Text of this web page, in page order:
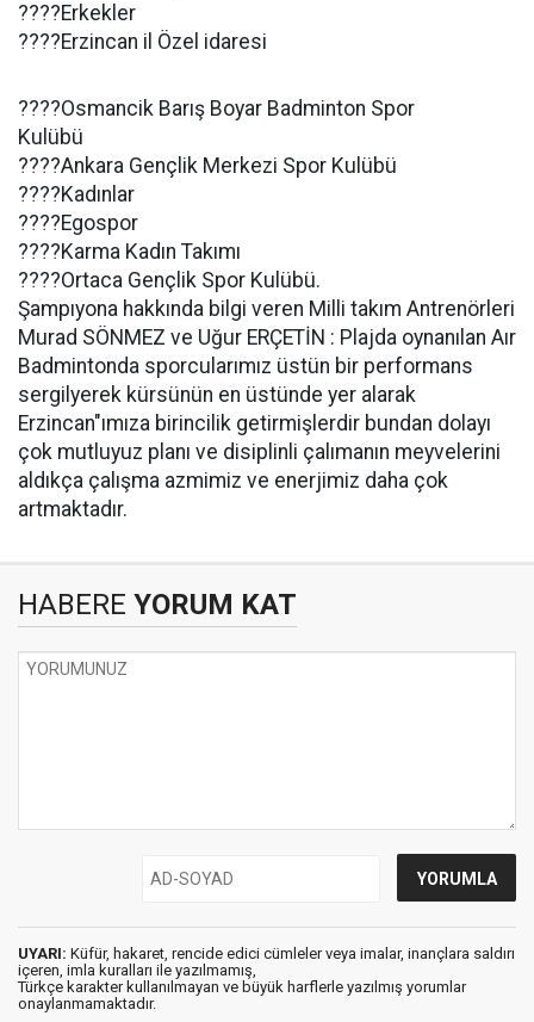
????Erkekler
????Erzincan il Özel idaresi
????Osmancik Barış Boyar Badminton Spor
Kulübü
????Ankara Gençlik Merkezi Spor Kulübü
????Kadınlar
????Egospor
????Karma Kadın Takımı
????Ortaca Gençlik Spor Kulübü.
Şampıyona hakkında bilgi veren Milli takım Antrenörleri
Murad SÖNMEZ ve Uğur ERÇETİN : Plajda oynanılan Aır
Badmintonda sporcularımız üstün bir performans
sergilyerek kürsünün en üstünde yer alarak
Erzincan"ımıza birincilik getirmişlerdir bundan dolayı
çok mutluyuz planı ve disiplinli çalımanın meyvelerini
aldıkça çalışma azmimiz ve enerjimiz daha çok
artmaktadır.
HABERE YORUM KAT
UYARI: Küfür, hakaret, rencide edici cümleler veya imalar, inançlara saldırı
içeren, imla kuralları ile yazılmamış,
Türkçe karakter kullanılmayan ve büyük harflerle yazılmış yorumlar
onaylanmamaktadır.